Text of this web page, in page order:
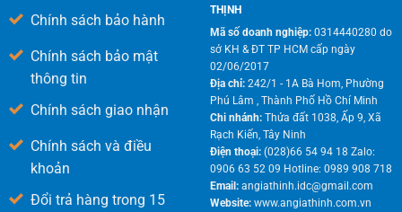
Chính sách bảo hành
Chính sách bảo mật
thông tin
Chính sách giao nhận
Chính sách và điều
khoản
Đổi trả hàng trong 15
THỊNH
Mã số doanh nghiệp:0314440280 do
sở KH & ĐT TP HCM cấp ngày
02/06/2017
Địa chỉ:242/1 - 1A Bà Hom, Phường
Phú Lâm , Thành Phố Hồ Chí Minh
Chi nhánh: Thửa đất 1038, Ấp 9, Xã
Rạch Kiến, Tây Ninh
Điện thoại:(028)66 54 94 18 Zalo:
0906 63 52 09 Hotline: 0989 908 718
Email:angiathinh.idc@gmail.com
Website:www.angiathinh.com.vn